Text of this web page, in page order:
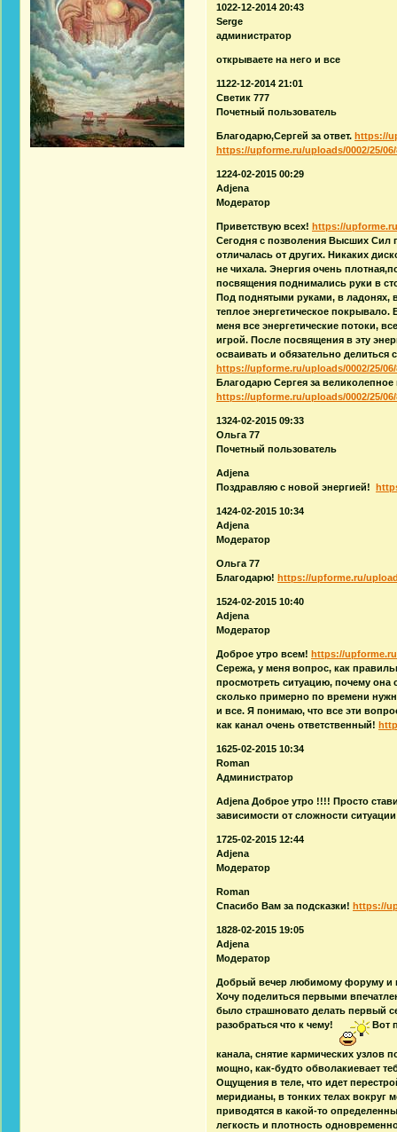
1022-12-2014 20:43
Serge
администратор
открываете на него и все
1122-12-2014 21:01
Светик 777
Почетный пользователь
Благодарю,Сергей за ответ.https://
https://upforme.ru/uploads/0002/25/
1224-02-2015 00:29
Adjena
Модератор
Приветствую всех!https://
Сегодня с позволения Высших Сил
отличалась от других. Никаких
не чихала. Энергия очень
посвящения поднимались руки в
Под поднятыми руками, в ладонях,
теплое энергетическое
меня все энергетические потоки,
игрой. После посвящения в эту
осваивать и обязательно
https://upforme.ru/uploads/0002/25/
Благодарю Сергея за
https://upforme.ru/uploads/0002/25/
1324-02-2015 09:33
Ольга 77
Почетный пользователь
Adjena
Поздравляю с новой энергией!
1424-02-2015 10:34
Adjena
Модератор
Ольга 77
Благодарю!https://upforme.ru/
1524-02-2015 10:40
Adjena
Модератор
Доброе утро всем!https://
Сережа, у меня вопрос, как
просмотреть ситуацию, почему она
сколько примерно по времени
и все. Я понимаю, что все эти
как канал очень ответственный!
1625-02-2015 10:34
Roman
Администратор
Adjena Доброе утро !!!! Просто
зависимости от сложности ситуации
1725-02-2015 12:44
Adjena
Модератор
Roman
Спасибо Вам за подсказки!https://
1828-02-2015 19:05
Adjena
Модератор
Добрый вечер любимому форуму и
Хочу поделиться первыми
было страшновато делать первый
разобраться что к чему!
Вот
канала, снятие кармических узлов
мощно, как-будто обволакиевает
Ощущения в теле, что идет
меридианы, в тонких телах вокруг
приводятся в какой-то
легкость и плотность